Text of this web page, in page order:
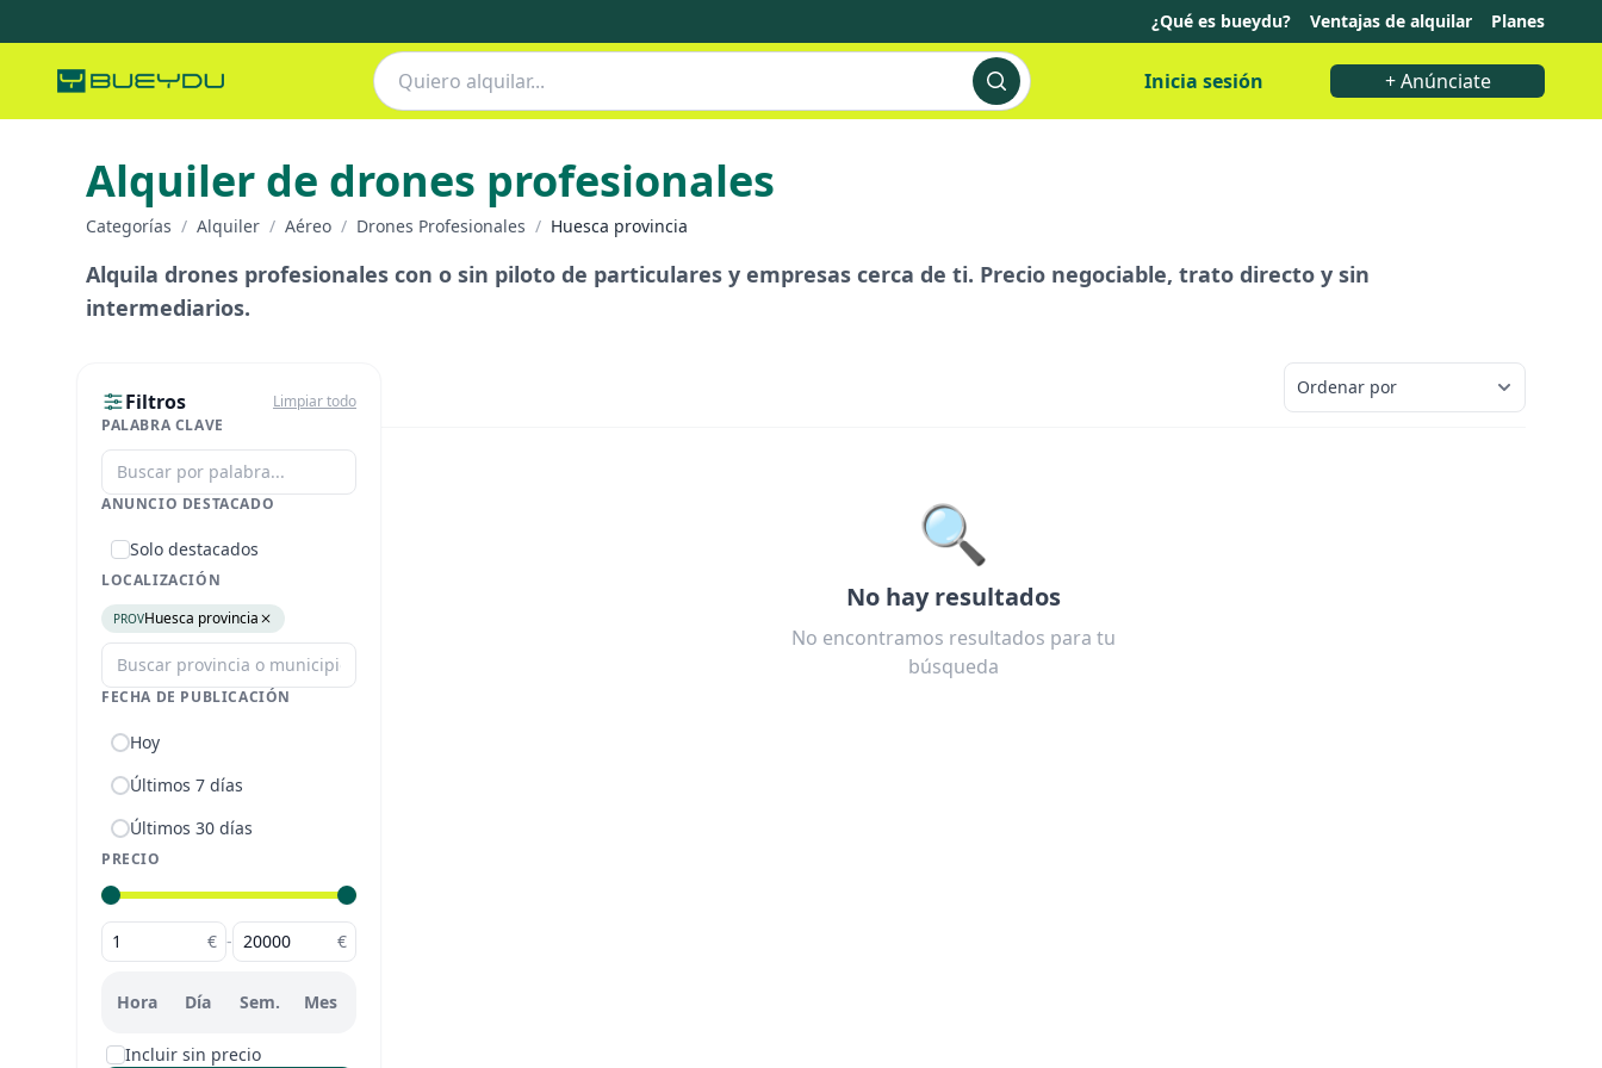
¿Qué es bueydu? Ventajas de alquilar Planes
Inicia sesión + Anúnciate
Alquiler de drones profesionales
Categorías / Alquiler / Aéreo / Drones Profesionales / Huesca provincia
Alquila drones profesionales con o sin piloto de particulares y empresas cerca de ti. Precio negociable, trato directo y sin
intermediarios.
Filtros
Limpiar todo
PALABRA CLAVE
ANUNCIO DESTACADO
Solo destacados
LOCALIZACIÓN
PROVHuesca provincia
FECHA DE PUBLICACIÓN
Hoy
Últimos 7 días
Últimos 30 días
PRECIO
€ - €
Hora Día Sem. Mes
Incluir sin precio
🔍
No hay resultados
No encontramos resultados para tu
búsqueda